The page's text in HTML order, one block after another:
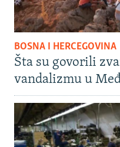
BOSNA I HERCEGOVINA
Šta su govorili
vandalizmu u